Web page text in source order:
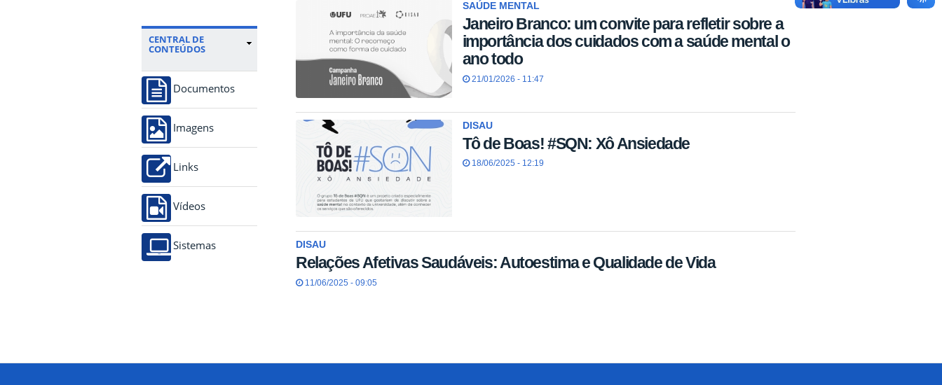
CENTRAL DE
CONTEÚDOS
Documentos
Imagens
Links
Vídeos
Sistemas
SAÚDE MENTAL
Janeiro Branco: um convite para refletir sobre a
importância dos cuidados com a saúde mental o
ano todo
21/01/2026 - 11:47
DISAU
Tô de Boas! #SQN: Xô Ansiedade
18/06/2025 - 12:19
DISAU
Relações Afetivas Saudáveis: Autoestima e Qualidade de Vida
11/06/2025 - 09:05